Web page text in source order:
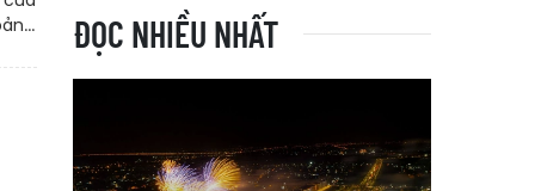
ĐỌC NHIỀU NHẤT